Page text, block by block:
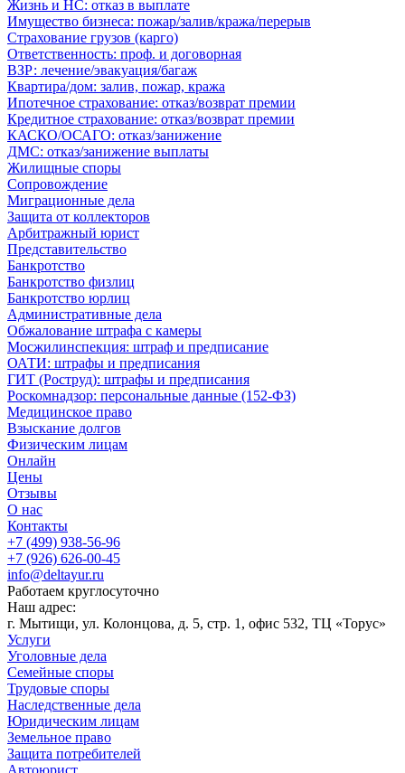
Жизнь и НС: отказ в выплате
Имущество бизнеса: пожар/залив/кража/перерыв
Страхование грузов (карго)
Ответственность: проф. и договорная
ВЗР: лечение/эвакуация/багаж
Квартира/дом: залив, пожар, кража
Ипотечное страхование: отказ/возврат премии
Кредитное страхование: отказ/возврат премии
КАСКО/ОСАГО: отказ/занижение
ДМС: отказ/занижение выплаты
Жилищные споры
Сопровождение
Миграционные дела
Защита от коллекторов
Арбитражный юрист
Представительство
Банкротство
Банкротство физлиц
Банкротство юрлиц
Административные дела
Обжалование штрафа с камеры
Мосжилинспекция: штраф и предписание
ОАТИ: штрафы и предписания
ГИТ (Роструд): штрафы и предписания
Роскомнадзор: персональные данные (152-ФЗ)
Медицинское право
Взыскание долгов
Физическим лицам
Онлайн
Цены
Отзывы
О нас
Контакты
+7 (499) 938-56-96
+7 (926) 626-00-45
info@deltayur.ru
Работаем круглосуточно
Наш адрес:
г. Мытищи, ул. Колонцова, д. 5, стр. 1, офис 532, ТЦ «Торус»
Услуги
Уголовные дела
Семейные споры
Трудовые споры
Наследственные дела
Юридическим лицам
Земельное право
Защита потребителей
Автоюрист